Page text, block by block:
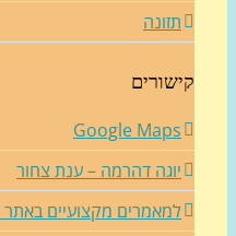
Google
דהרמה – ענת צחור
מקצועיים באתר "סינית"